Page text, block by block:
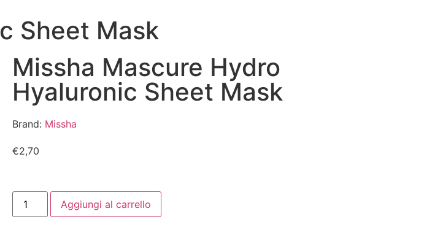
Sheet Mask
Missha Mascure Hydro
Hyaluronic Sheet Mask
Brand: Missha
€2,70
Aggiungi al carrello